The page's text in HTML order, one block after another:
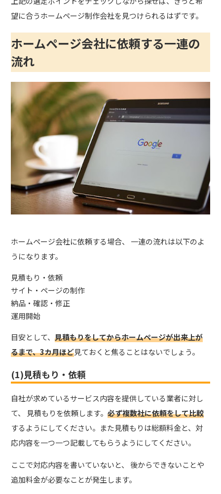
望に合うホームページ制作会社を見つけられるはずです。
ホームページ会社に依頼する一連の
流れ
ホームページ会社に依頼する場合、 一連の流れは以下のよ
うになります。
見積もり・依頼
サイト・ページの制作
納品・確認・修正
運用開始
目安として、見積もりをしてからホームページが出来上が
るまで、3カ月ほど見ておく と焦ることはないでしょう。
(1)見積もり・依頼
自社が求めているサービス内容を提供している業者に対し
て、 見積もりを依頼します。必ず複数社に依頼をして比較
するようにしてください。また見積もりは総額料金と、対
応内容を一つ一つ記載してもらうようにしてください。
ここで対応内容を書いていないと、 後からできないことや
追加料金が必要なことが発生します。